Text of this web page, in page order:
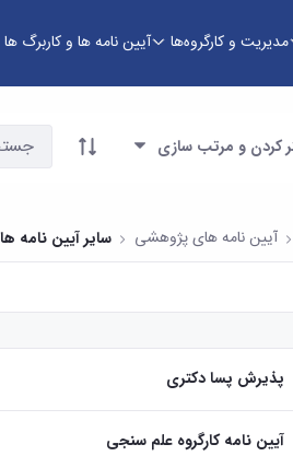
مدیریت و کارگروه‌ها آیین نامه ها و کاربرگ ها
انتخاب کنید
کردن و مرتب سازی
آیین نامه های پژوهشی سایر آیین نامه ها
شده
پذیرش پسا دکتری
آیین نامه کارگروه علم سنجی